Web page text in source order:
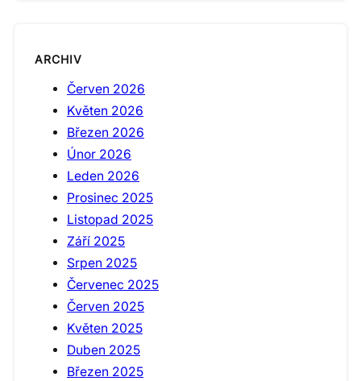
ARCHIV
Červen 2026
Květen 2026
Březen 2026
Únor 2026
Leden 2026
Prosinec 2025
Listopad 2025
Září 2025
Srpen 2025
Červenec 2025
Červen 2025
Květen 2025
Duben 2025
Březen 2025